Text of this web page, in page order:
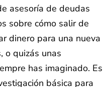
asesoría de deudas
sobre cómo salir de
dinero para una nueva
o quizás unas
has imaginado. Es
básica para